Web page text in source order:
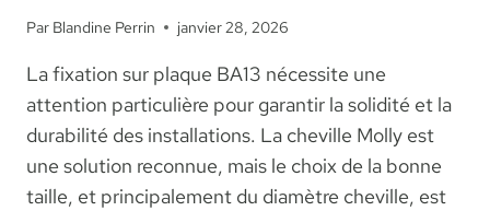
Par Blandine Perrin janvier 28, 2026
La fixation sur plaque BA13 nécessite une
attention particulière pour garantir la solidité et la
durabilité des installations. La cheville Molly est
une solution reconnue, mais le choix de la bonne
taille, et principalement du diamètre cheville, est